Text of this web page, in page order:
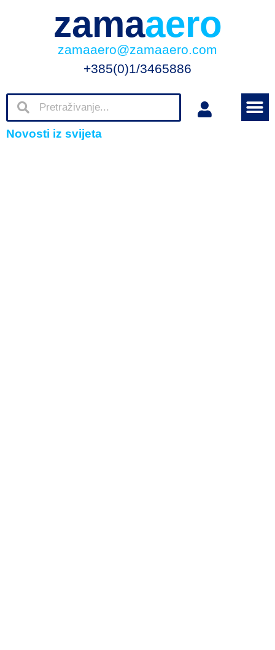
zamaaero
zamaaero@zamaaero.com
+385(0)1/3465886
Novosti iz svijeta